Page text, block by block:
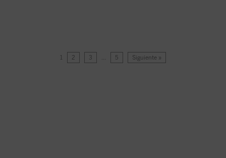
1 2 3 … 5 Siguiente »